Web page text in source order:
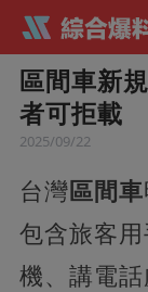
區間車新
者可拒載
2025/09/22
台灣 區間車
包含旅客
機、講電話